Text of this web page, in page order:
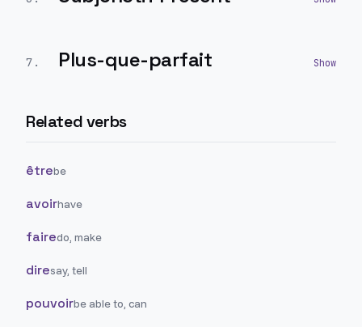
7 . Plus-que-parfait
Related verbs
êtrebe
avoirhave
fairedo, make
diresay, tell
pouvoirbe able to, can